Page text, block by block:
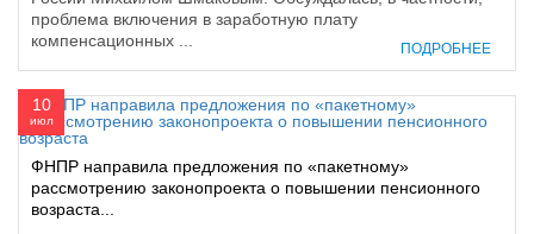
проблема включения в заработную плату
компенсационных ...
ПОДРОБНЕЕ
10
июл
ФНПР направила предложения по «пакетному»
рассмотрению законопроекта о повышении пенсионного
возраста...